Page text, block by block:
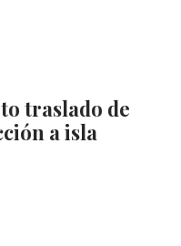
traslado de
a isla